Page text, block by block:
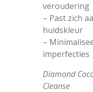
veroudering
– Past zich
huidskleur
–
imperfecties
Diamond
Cleanse